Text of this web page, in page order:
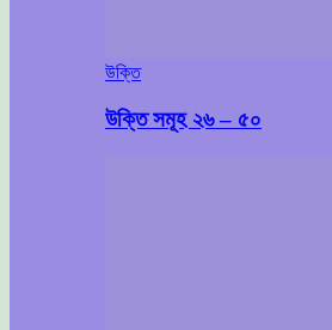
উক্তি
উক্তি সমূহ ২৬ – ৫০